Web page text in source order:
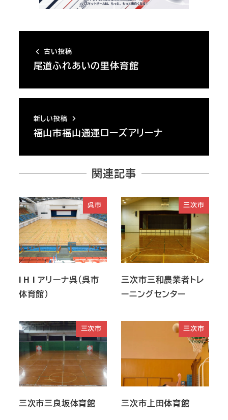
古い投稿
尾道ふれあいの里体育館
新しい投稿
福山市福山通運ローズアリーナ
関連記事
呉市
I H I アリーナ呉（呉市
体育館）
三次市
三次市三和農業者トレ
ーニングセンター
三次市
三次市三良坂体育館
三次市
三次市上田体育館